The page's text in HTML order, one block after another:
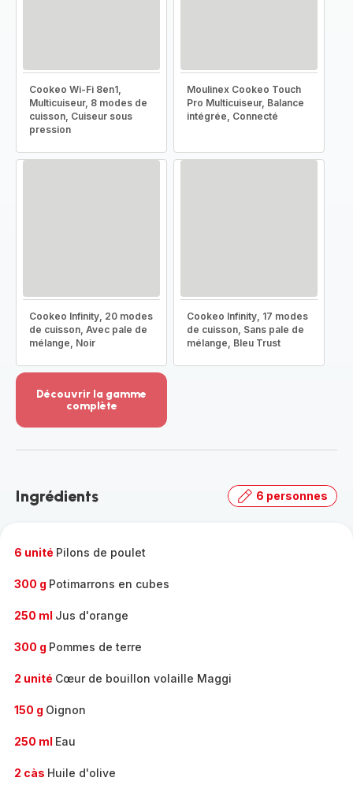
Cookeo Wi-Fi 8en1,
Multicuiseur, 8 modes de
cuisson, Cuiseur sous
pression
Moulinex Cookeo Touch
Pro Multicuiseur, Balance
intégrée, Connecté
Cookeo Infinity, 20 modes
de cuisson, Avec pale de
mélange, Noir
Cookeo Infinity, 17 modes
de cuisson, Sans pale de
mélange, Bleu Trust
Découvrir la gamme
complète
-
gamme
Ingrédients 6 personnes
6 unité Pilons de poulet
300 g Potimarrons en cubes
250 ml Jus d'orange
300 g Pommes de terre
2 unité Cœur de bouillon volaille Maggi
150 g Oignon
250 ml Eau
2 càs Huile d'olive